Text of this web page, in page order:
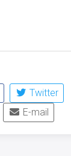
Twitter
E-mail